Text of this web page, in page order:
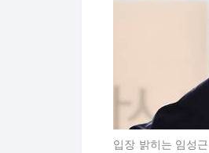
입장 밝히는 임성